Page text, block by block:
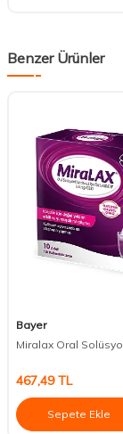
Benzer Ürünler
Bayer
Miralax Oral
467,49TL
Sepete Ekle